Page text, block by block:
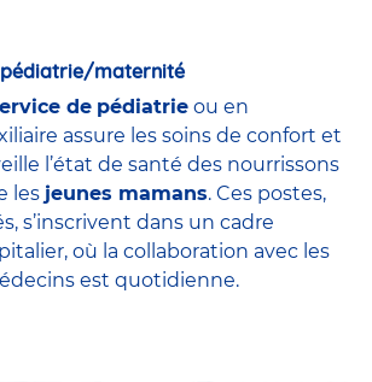
pédiatrie/maternité
de pédiatrie ou en
assure les soins de confort et
l’état de santé des nourrissons
les jeunes mamans. Ces postes,
s’inscrivent dans un cadre
où la collaboration avec les
est quotidienne.